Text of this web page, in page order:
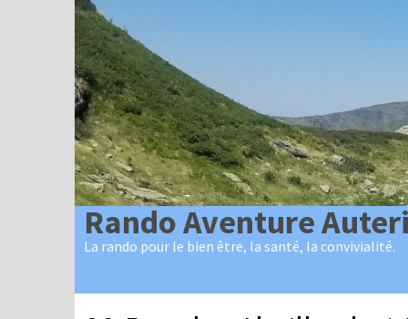
Passer
au
contenu
Rando Aventure
La rando pour le bien être, la santé, la convivialité.